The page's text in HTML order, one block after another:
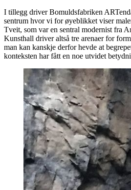
I tillegg driver Bomuldsfabriken
sentrum hvor vi for øyeblikket viser
Tveit, som var en sentral modernist fra
Kunsthall driver altså tre arenaer for
man kan kanskje derfor hevde at
konteksten har fått en noe utvidet